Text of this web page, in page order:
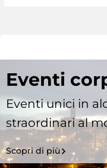
Eventi
Eventi unici in
straordinari al
Scopri di più